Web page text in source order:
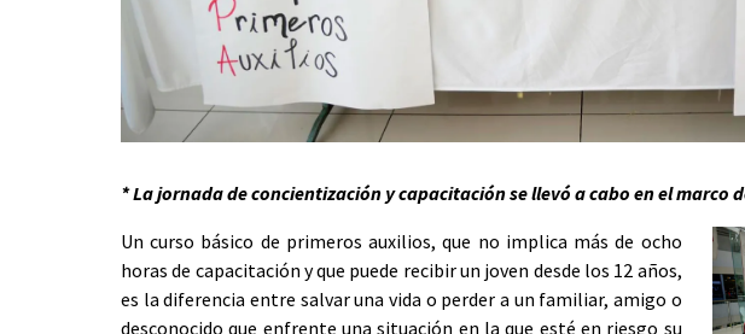
* La jornada de concientización y capacitación se llevó a cabo en el marco
Un curso básico de primeros auxilios, que no implica más de ocho
horas de capacitación y que puede recibir un joven desde los 12 años,
es la diferencia entre salvar una vida o perder a un familiar, amigo o
desconocido que enfrente una situación en la que esté en riesgo su